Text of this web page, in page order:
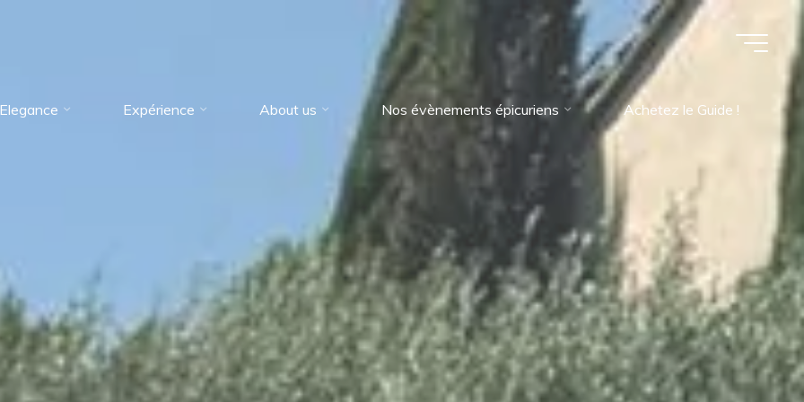
Elegance Expérience About us Nos évènements épicuriens Achetez le Guide !